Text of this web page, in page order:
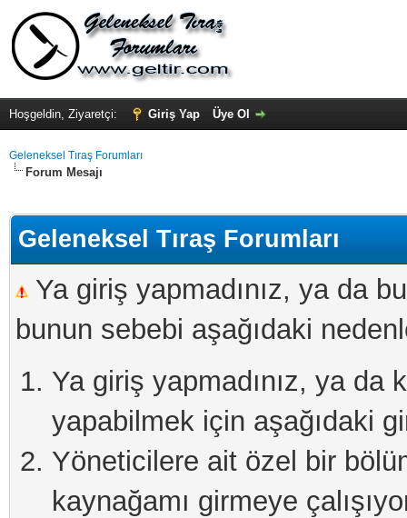
Hoşgeldin, Ziyaretçi: Giriş Yap Üye Ol
Geleneksel Tıraş Forumları
Forum Mesajı
Geleneksel Tıraş Forumları
Ya giriş yapmadınız, ya da
bunun sebebi aşağıdaki
Ya giriş yapmadınız, ya da
yapabilmek için aşağıdaki
Yöneticilere ait özel bir
kaynağamı girmeye